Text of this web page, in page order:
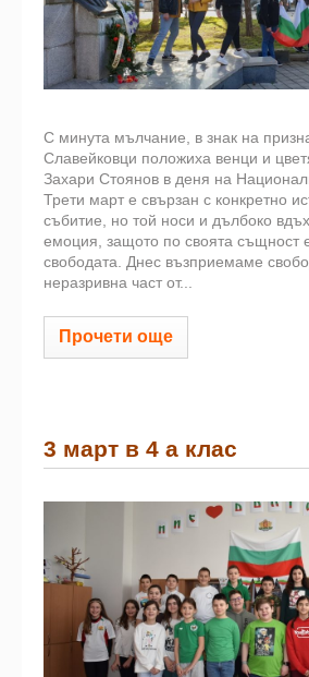
С минута мълчание, в знак на
Славейковци положиха венци и
Захари Стоянов в деня на
Трети март е свързан с конкретно
събитие, но той носи и дълбоко
емоция, защото по своята същност
свободата. Днес възприемаме
неразривна част от...
Прочети още
3 март в 4 а клас